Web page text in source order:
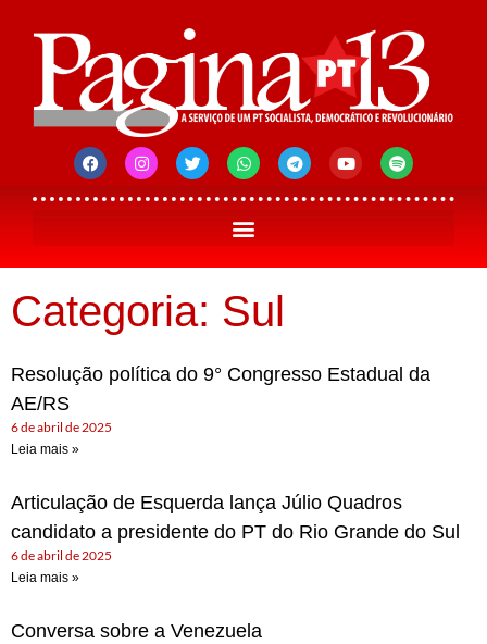
Categoria: Sul
Resolução política do 9° Congresso Estadual da
AE/RS
6 de abril de 2025
Leia mais »
Articulação de Esquerda lança Júlio Quadros
candidato a presidente do PT do Rio Grande do Sul
6 de abril de 2025
Leia mais »
Conversa sobre a Venezuela